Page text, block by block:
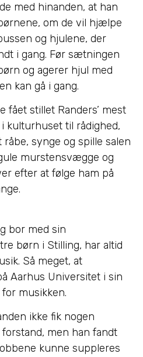
med hinanden, at han
om de vil hjælpe
og hjulene, der
i gang. Før sætningen
og agerer hjul med
kan gå i gang.
fået stillet Randers’ mest
kulturhuset til rådighed,
synge og spille salen
murstensvægge og
efter at følge ham på
bor med sin
børn i Stilling, har altid
Så meget, at
Aarhus Universitet i sin
musikken.
ikke fik nogen
men han fandt
kunne suppleres